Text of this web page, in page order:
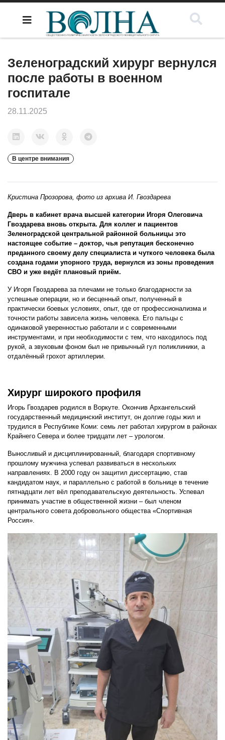
Зеленоградский хирург вернулся
после работы в военном
госпитале
28.11.2025
В центре внимания
Кристина Прозорова, фото из архива И. Гвоздарева
Дверь в кабинет врача высшей категории Игоря Олеговича
Гвоздарева вновь открыта. Для коллег и пациентов
Зеленоградской центральной районной больницы это
настоящее событие – доктор, чья репутация бесконечно
преданного своему делу специалиста и чуткого человека была
создана годами упорного труда, вернулся из зоны проведения
СВО и уже ведёт плановый приём.
У Игоря Гвоздарева за плечами не только благодарности за
успешные операции, но и бесценный опыт, полученный в
практически боевых условиях, опыт, где от профессионализма и
точности работы зависела жизнь человека. Его пальцы с
одинаковой уверенностью работали и с современными
инструментами, и при необходимости с тем, что находилось под
рукой, а звуковым фоном был не привычный гул поликлиники, а
отдалённый грохот артиллерии.
Хирург широкого профиля
Игорь Гвоздарев родился в Воркуте. Окончив Архангельский
государственный медицинский институт, он долгие годы жил и
трудился в Республике Коми: семь лет работал хирургом в районах
Крайнего Севера и более тридцати лет – урологом.
Выносливый и дисциплинированный, благодаря спортивному
прошлому мужчина успевал развиваться в нескольких
направлениях. В 2000 году он защитил диссертацию, став
кандидатом наук, и параллельно с работой в больнице в течение
пятнадцати лет вёл преподавательскую деятельность. Успевал
принимать участие в общественной жизни – был членом
центрального совета добровольного общества «Спортивная
Россия».